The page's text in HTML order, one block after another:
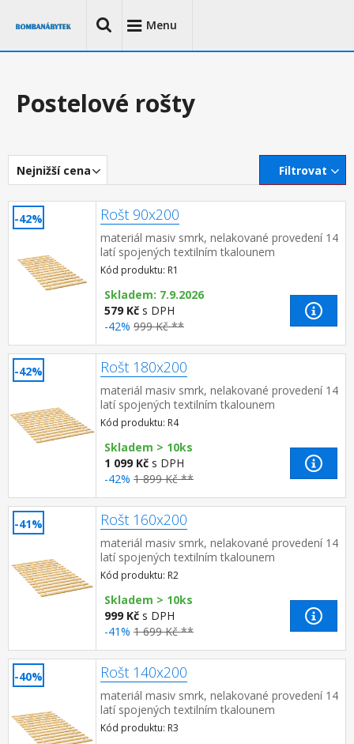
Menu
Postelové rošty
Nejnižší cena Filtrovat
-42% Rošt 90x200
materiál masiv smrk, nelakované provedení 14
latí spojených textilním tkalounem
Kód produktu: R1
Skladem: 7.9.2026
579 Kč s DPH
-42% 999 Kč **
-42% Rošt 180x200
materiál masiv smrk, nelakované provedení 14
latí spojených textilním tkalounem
Kód produktu: R4
Skladem > 10ks
1 099 Kč s DPH
-42% 1 899 Kč **
-41% Rošt 160x200
materiál masiv smrk, nelakované provedení 14
latí spojených textilním tkalounem
Kód produktu: R2
Skladem > 10ks
999 Kč s DPH
-41% 1 699 Kč **
-40% Rošt 140x200
materiál masiv smrk, nelakované provedení 14
latí spojených textilním tkalounem
Kód produktu: R3